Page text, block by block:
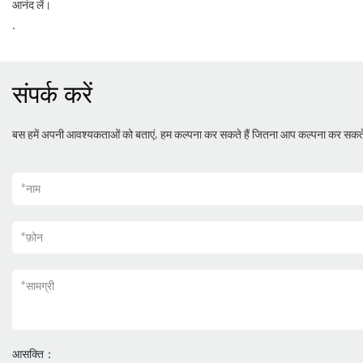
आनंद लें।
.
संपर्क करें
बस हमें अपनी आवश्यकताओं को बताएं, हम कल्पना कर सकते हैं जितना आप कल्पना कर
*नाम
*फ़ोन
*सामग्री
आसक्ति：